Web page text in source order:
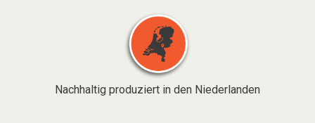
Nachhaltig produziert in den Niederlanden